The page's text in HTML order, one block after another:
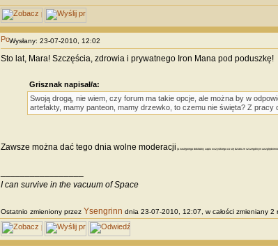
Wysłany: 23-07-2010, 12:02
Sto lat, Mara! Szczęścia, zdrowia i prywatnego Iron Mana pod poduszkę!
Grisznak napisał/a:
Swoją drogą, nie wiem, czy forum ma takie opcje, ale można by w
artefakty, mamy panteon, mamy drzewko, to czemu nie święta? Z pracy
Zawsze można dać tego dnia wolne moderacji (a następnego dokładny zapis wszystkiego co się działo ze szczególnym
I can survive in the vacuum of Space
Ostatnio zmieniony przez Ysengrinn dnia 23-07-2010, 12:07, w całości zmieniany 2